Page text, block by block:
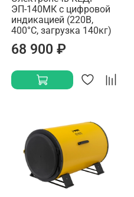
ЭП-140МК с цифровой
индикацией (220В,
400°C, загрузка 140кг)
68 900 ₽